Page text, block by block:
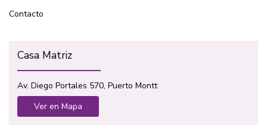
Contacto
Casa Matriz
Av. Diego Portales 570, Puerto Montt
Ver en Mapa